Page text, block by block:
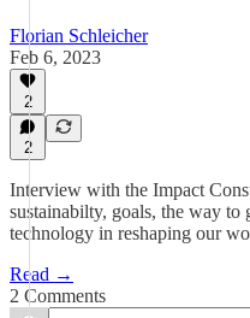
Florian Schleicher
Feb 6, 2023
2
2
Interview with the Impact
sustainabilty, goals, the way to
technology in reshaping our
Read →
2 Comments